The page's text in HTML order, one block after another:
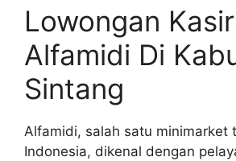
Lowongan Kasir
Alfamidi Di
Sintang
Alfamidi, salah satu minimarket
Indonesia, dikenal dengan